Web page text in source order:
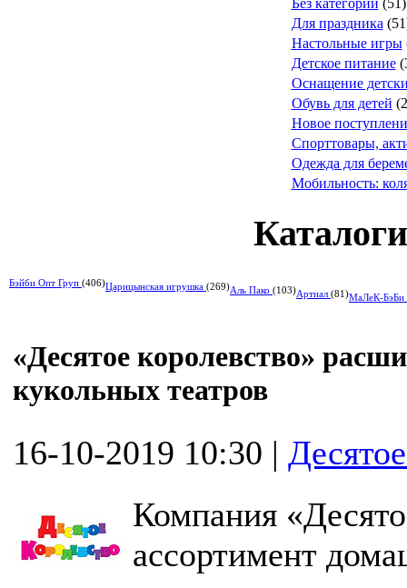
Без категории (51)
Для праздника
Настольные игры
Детское питание
Оснащение
Обувь для детей
Новое
Спорттовары,
Одежда для
Мобильность:
Бэйби Опт Груп (406)Царицынская игрушка (269)Аль Пако (103)Артиал (81)МаЛеК-БэБи
«Десятое королевство»
кукольных театров
16-10-2019 10:30 |
Компания
ассортимент